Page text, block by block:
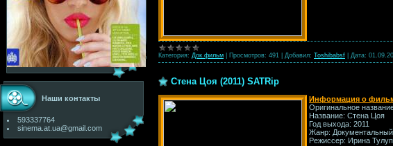
Наши контакты
593337764
sinema.at.ua@gmail.com
Категория: Док.фильм Просмотров: 491 Добавил: Toshibabsf Дата:
Стена Цоя (2011) SATRip
Информация о
Оригинальное
Название: Стена Цоя
Год выхода: 2011
Жанр: Документальный
Режиссер: Ирина